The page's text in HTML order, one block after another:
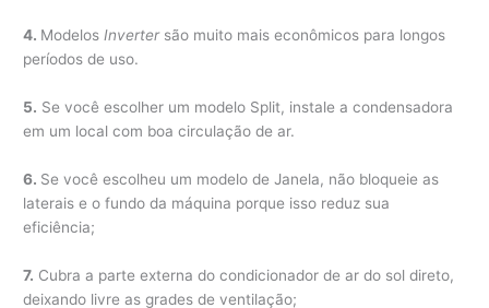
4. ModelosInverter são muito mais econômicos para longos
períodos de uso.
5. Se você escolher um modelo Split, instale a condensadora
em um local com boa circulação de ar.
6. Se você escolheu um modelo de Janela, não bloqueie as
laterais e o fundo da máquina porque isso reduz sua
eficiência;
7. Cubra a parte externa do condicionador de ar do sol direto,
deixando livre as grades de ventilação;